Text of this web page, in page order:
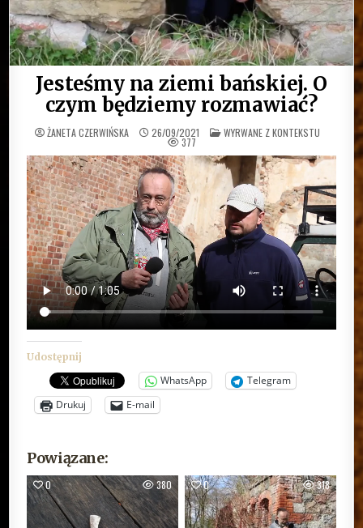
Jesteśmy na ziemi bańskiej. O
czym będziemy rozmawiać?
ŻANETA CZERWIŃSKA 26/09/2021 OPUBLIKOWANE
W
WYRWANE Z KONTEKSTU
377
Udostępnij
WhatsApp
Telegram
Drukuj
E-mail
Powiązane:
0 380 0 318